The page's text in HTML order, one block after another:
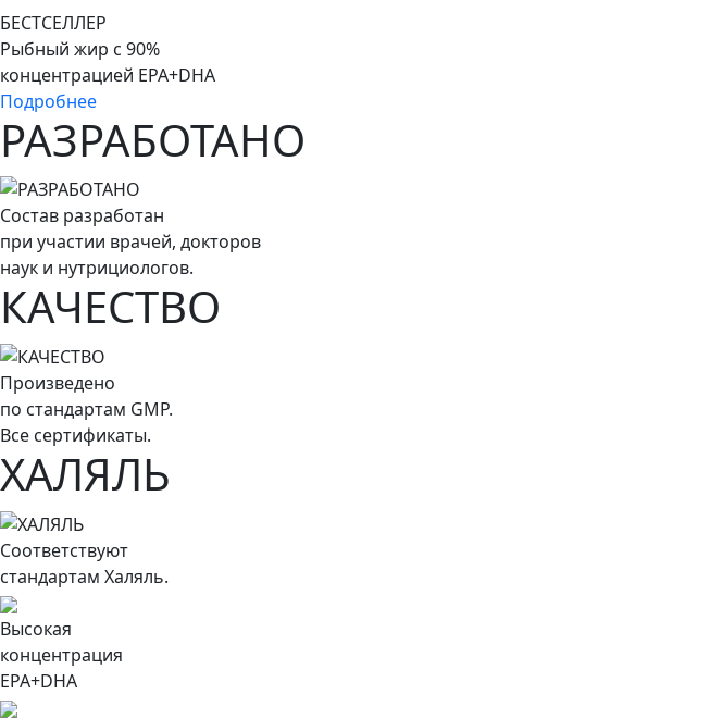
БЕСТСЕЛЛЕР
Рыбный жир с 90%
концентрацией EPA+DHA
Подробнее
РАЗРАБОТАНО
Состав разработан
при участии врачей, докторов
наук и нутрициологов.
КАЧЕСТВО
Произведено
по стандартам GMP.
Все сертификаты.
ХАЛЯЛЬ
Соответствуют
стандартам Халяль.
Высокая
концентрация
EPA+DHA